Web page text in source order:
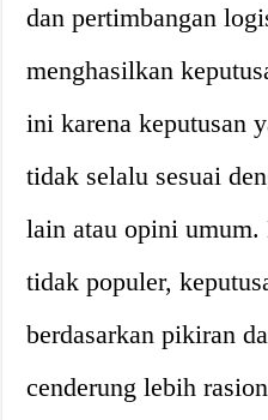
dan pertimbangan
menghasilkan
ini karena keputusan
tidak selalu sesuai
lain atau opini umum.
tidak populer,
berdasarkan pikiran
cenderung lebih